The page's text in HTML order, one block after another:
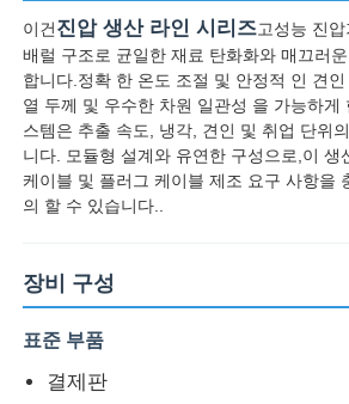
이건진압 생산 라인 시리즈고성능 진
배럴 구조로 균일한 재료 탄화화와 매끄러
합니다.정확 한 온도 조절 및 안정적 인 견
열 두께 및 우수한 차원 일관성 을 가능하게
스템은 추출 속도, 냉각, 견인 및 취업 단위
니다. 모듈형 설계와 유연한 구성으로,이 생
케이블 및 플러그 케이블 제조 요구 사항을
의 할 수 있습니다..
장비 구성
표준 부품
결제판